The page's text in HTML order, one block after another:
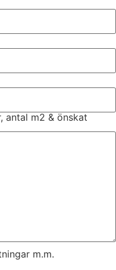
antal m2 & önskat
m.m.